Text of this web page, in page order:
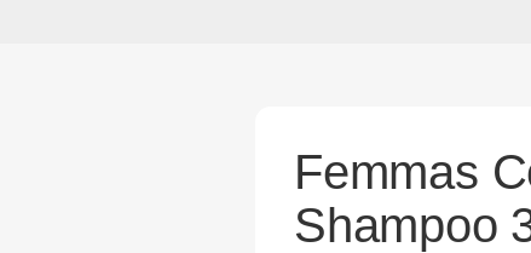
Femmas
Shampoo